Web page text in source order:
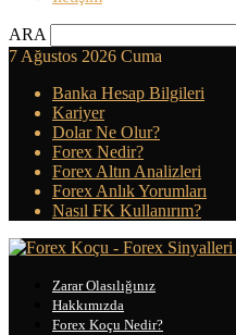
ARA
7 Ağustos 2026 Cuma
Banka Hesap Bilgileri
Kariyer
Dolar Ne Olur?
Forex Nedir?
Forex Altın Analizleri
Forex Anlık Yorumları
Nasıl FK Kullanırım?
Zarar Olasılığınız
Hakkımızda
Forex Koçu Nedir?